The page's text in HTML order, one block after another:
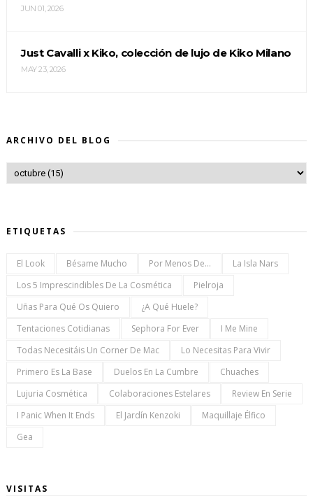
JUN 01, 2026
Just Cavalli x Kiko, colección de lujo de Kiko Milano
MAY 23, 2026
ARCHIVO DEL BLOG
ETIQUETAS
El Look Bésame Mucho Por Menos De...
La Isla Nars
Los 5 Imprescindibles De La Cosmética
Pielroja
Uñas Para Qué Os Quiero
¿a Qué Huele?
Tentaciones Cotidianas
Sephora For Ever
I Me Mine
Todas Necesitáis Un Corner De Mac
Lo Necesitas Para Vivir
Primero Es La Base
Duelos En La Cumbre
Chuaches
Lujuria Cosmética
Colaboraciones Estelares
Review En Serie
I Panic When It Ends
El Jardín Kenzoki
Maquillaje Élfico
Gea
VISITAS